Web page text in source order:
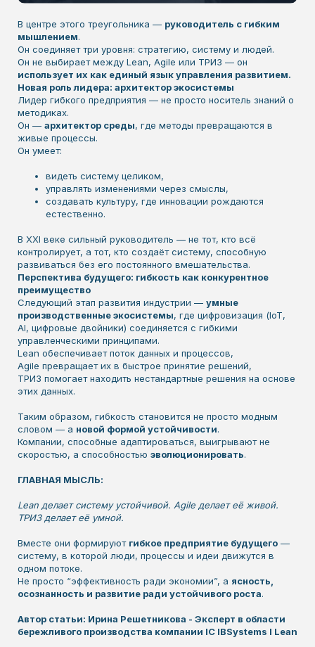
В центре этого треугольника — руководитель с гибким
мышлением.
Он соединяет три уровня: стратегию, систему и людей.
Он не выбирает между Lean, Agile или ТРИЗ — он
использует их как единый язык управления развитием.
Новая роль лидера: архитектор экосистемы
Лидер гибкого предприятия — не просто носитель знаний о
методиках.
Он — архитектор среды, где методы превращаются в
живые процессы.
Он умеет:
видеть систему целиком,
управлять изменениями через смыслы,
создавать культуру, где инновации рождаются
естественно.
В XXI веке сильный руководитель — не тот, кто всё
контролирует, а тот, кто создаёт систему, способную
развиваться без его постоянного вмешательства.
Перспектива будущего: гибкость как конкурентное
преимущество
Следующий этап развития индустрии — умные
производственные экосистемы, где цифровизация (IoT,
AI, цифровые двойники) соединяется с гибкими
управленческими принципами.
Lean обеспечивает поток данных и процессов,
Agile превращает их в быстрое принятие решений,
ТРИЗ помогает находить нестандартные решения на основе
этих данных.
Таким образом, гибкость становится не просто модным
словом — а новой формой устойчивости.
Компании, способные адаптироваться, выигрывают не
скоростью, а способностью эволюционировать.
ГЛАВНАЯ МЫСЛЬ:
Lean делает систему устойчивой. Agile делает её живой.
ТРИЗ делает её умной.
Вместе они формируют гибкое предприятие будущего —
систему, в которой люди, процессы и идеи движутся в
одном потоке.
Не просто “эффективность ради экономии”, а ясность,
осознанность и развитие ради устойчивого роста.
Автор статьи: Ирина Решетникова - Эксперт в области
бережливого производства компании IC IBSystems I Lean